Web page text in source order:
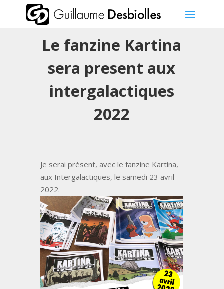
Le fanzine Kartina
sera present aux
intergalactiques
2022
Je serai présent, avec le fanzine Kartina,
aux Intergalactiques, le samedi 23 avril
2022.